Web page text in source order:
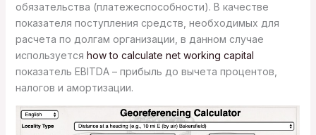
обязательства (платежеспособности). В качестве
показателя поступления средств, необходимых для
расчета по долгам организации, в данном случае
используется how to calculate net working capital
показатель EBITDA – прибыль до вычета процентов,
налогов и амортизации.